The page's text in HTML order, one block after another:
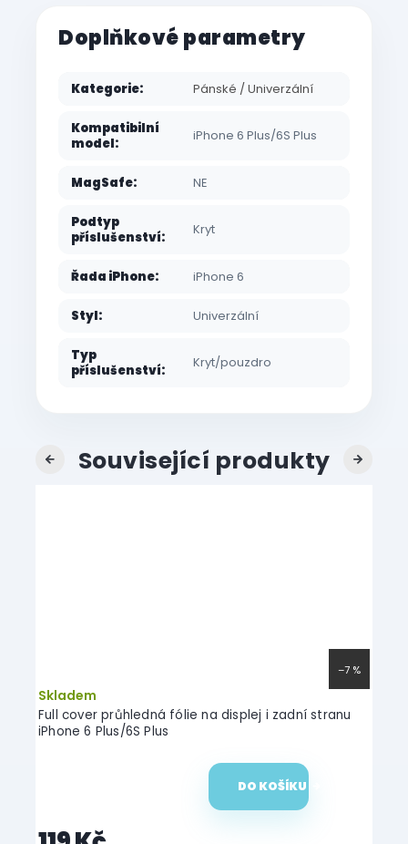
Doplňkové parametry
Kategorie: Pánské / Univerzální
Kompatibilní
model: iPhone 6 Plus/6S Plus
MagSafe: NE
Podtyp
příslušenství: Kryt
Řada iPhone: iPhone 6
Styl: Univerzální
Typ
příslušenství: Kryt/pouzdro
Související produkty
Previous
–7 %
Full cover průhledná fólie na displej i zadní stranu
iPhone 6 Plus/6S Plus
Skladem
DO KOŠÍKU
Next